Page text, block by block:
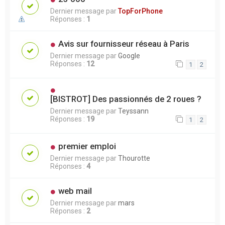
Dernier message parTopForPhone
Réponses : 1
Avis sur fournisseur réseau à Paris
Dernier message parGoogle
Réponses : 12 1 2
[BISTROT] Des passionnés de 2 roues ?
Dernier message parTeyssann
Réponses : 19 1 2
premier emploi
Dernier message parThourotte
Réponses : 4
web mail
Dernier message parmars
Réponses : 2